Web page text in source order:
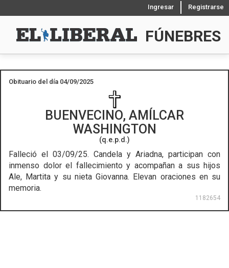
Ingresar Registrarse
FÚNEBRES
Obituario del día 04/09/2025
BUENVECINO, AMÍLCAR
WASHINGTON
(q.e.p.d.)
Falleció el 03/09/25. Candela y Ariadna, participan con
inmenso dolor el fallecimiento y acompañan a sus hijos
Ale, Martita y su nieta Giovanna. Elevan oraciones en su
memoria.
1182654